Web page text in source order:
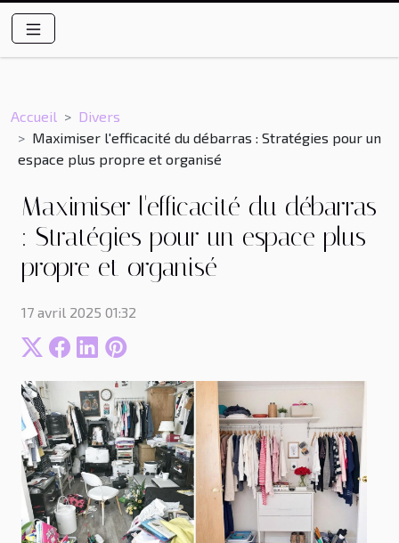
Accueil
Divers
Maximiser l'efficacité du débarras : Stratégies pour un
espace plus propre et organisé
Maximiser l'efficacité du débarras
: Stratégies pour un espace plus
propre et organisé
17 avril 2025 01:32